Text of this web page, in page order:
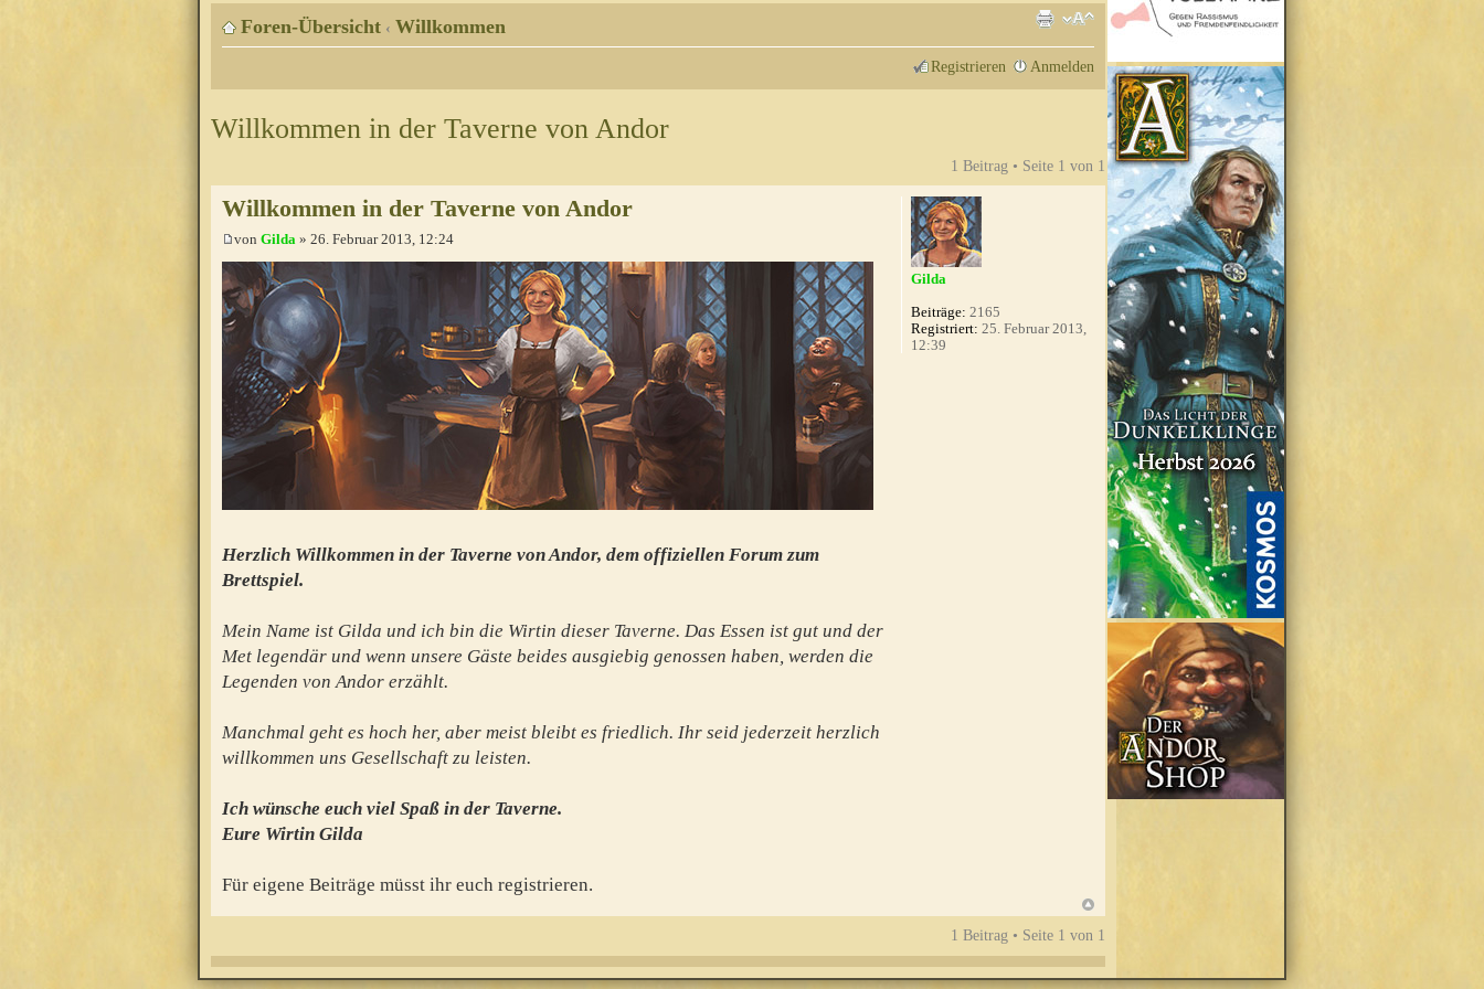
Foren-Übersicht ‹ Willkommen
Registrieren Anmelden
Willkommen in der Taverne von Andor
1 Beitrag • Seite 1 von 1
Willkommen in der Taverne von Andor
von Gilda » 26. Februar 2013, 12:24
Herzlich Willkommen in der Taverne von Andor, dem offiziellen Forum zum
Brettspiel.
Mein Name ist Gilda und ich bin die Wirtin dieser Taverne. Das Essen ist gut und der
Met legendär und wenn unsere Gäste beides ausgiebig genossen haben, werden die
Legenden von Andor erzählt.
Manchmal geht es hoch her, aber meist bleibt es friedlich. Ihr seid jederzeit herzlich
willkommen uns Gesellschaft zu leisten.
Ich wünsche euch viel Spaß in der Taverne.
Eure Wirtin Gilda
Für eigene Beiträge müsst ihr euch registrieren.
Gilda
Beiträge: 2165
Registriert: 25. Februar 2013,
12:39
1 Beitrag • Seite 1 von 1